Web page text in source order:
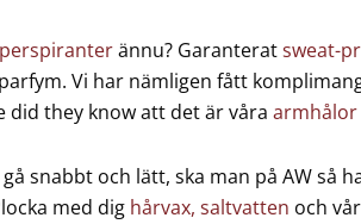
ännu? Garanteratsweat-
Vi har nämligen fått
they know att det är våra armhålor
snabbt och lätt, ska man på AW så
med dig hårvax, saltvatten och